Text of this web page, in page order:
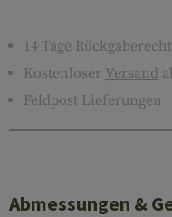
14 Tage Rückgaberecht
Kostenloser Versand
Feldpost Lieferungen
Abmessungen &